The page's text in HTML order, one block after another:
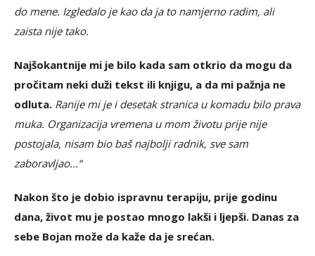
do mene. Izgledalo je kao da ja to namjerno radim, ali
zaista nije tako.
Najšokantnije mi je bilo kada sam otkrio da mogu da
pročitam neki duži tekst ili knjigu, a da mi pažnja ne
odluta. Ranije mi je i desetak stranica u komadu bilo prava
muka. Organizacija vremena u mom životu prije nije
postojala, nisam bio baš najbolji radnik, sve sam
zaboravljao…“
Nakon što je dobio ispravnu terapiju, prije godinu
dana, život mu je postao mnogo lakši i ljepši. Danas za
sebe Bojan može da kaže da je srećan.